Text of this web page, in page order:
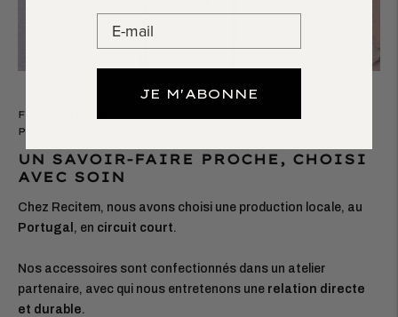
FABRIQUÉ AU PORTUGAL, AVEC EXIGENCE ET
PROXIMITÉ
UN SAVOIR-FAIRE PROCHE, CHOISI
AVEC SOIN
Chez Recitem, nous avons choisi une production locale, au
Portugal , en circuit court.
Nos accessoires sont confectionnés dans un atelier
partenaire, avec qui nous entretenons une relation directe
et durable.
JE M'ABONNE